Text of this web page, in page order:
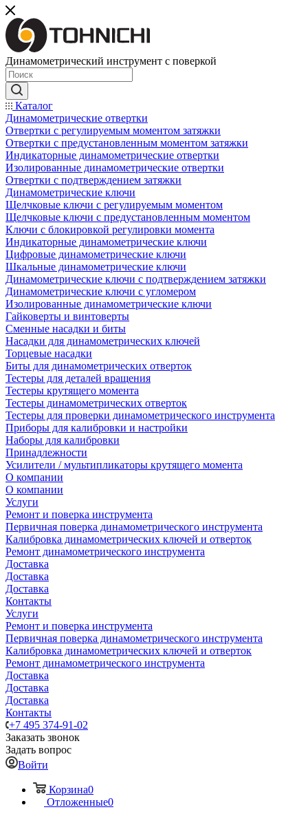
Динамометрический инструмент с поверкой
Каталог
Динамометрические отвертки
Отвертки с регулируемым моментом затяжки
Отвертки с предустановленным моментом затяжки
Индикаторные динамометрические отвертки
Изолированные динамометрические отвертки
Отвертки с подтверждением затяжки
Динамометрические ключи
Щелчковые ключи с регулируемым моментом
Щелчковые ключи с предустановленным моментом
Ключи с блокировкой регулировки момента
Индикаторные динамометрические ключи
Цифровые динамометрические ключи
Шкальные динамометрические ключи
Динамометрические ключи с подтверждением затяжки
Динамометрические ключи с угломером
Изолированные динамометрические ключи
Гайковерты и винтоверты
Сменные насадки и биты
Насадки для динамометрических ключей
Торцевые насадки
Биты для динамометрических отверток
Тестеры для деталей вращения
Тестеры крутящего момента
Тестеры динамометрических отверток
Тестеры для проверки динамометрического инструмента
Приборы для калибровки и настройки
Наборы для калибровки
Принадлежности
Усилители / мультипликаторы крутящего момента
О компании
О компании
Услуги
Ремонт и поверка инструмента
Первичная поверка динамометрического инструмента
Калибровка динамометрических ключей и отверток
Ремонт динамометрического инструмента
Доставка
Доставка
Доставка
Контакты
Услуги
Ремонт и поверка инструмента
Первичная поверка динамометрического инструмента
Калибровка динамометрических ключей и отверток
Ремонт динамометрического инструмента
Доставка
Доставка
Доставка
Контакты
+7 495 374-91-02
Заказать звонок
Задать вопрос
Войти
Корзина0
Отложенные0